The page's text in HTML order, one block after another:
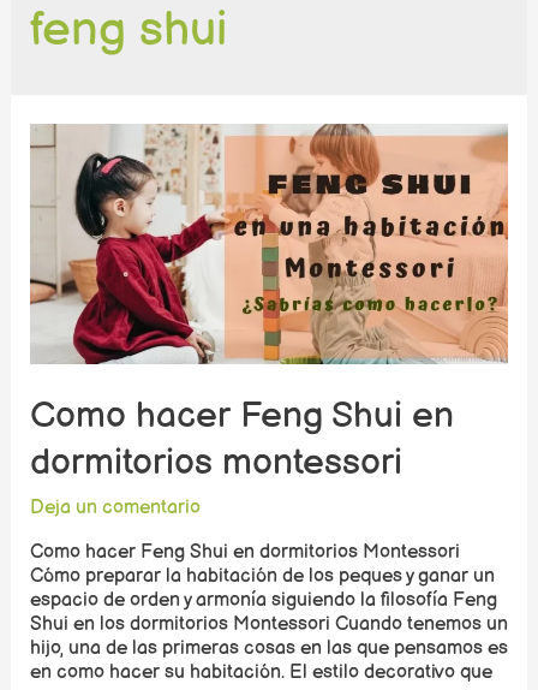
feng shui
Como hacer Feng Shui en
dormitorios montessori
Deja un comentario
Como hacer Feng Shui en dormitorios Montessori
Cómo preparar la habitación de los peques y ganar un
espacio de orden y armonía siguiendo la filosofía Feng
Shui en los dormitorios Montessori Cuando tenemos un
hijo, una de las primeras cosas en las que pensamos es
en como hacer su habitación. El estilo decorativo que